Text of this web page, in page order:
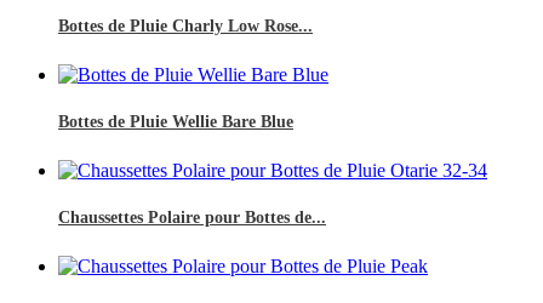
Bottes de Pluie Charly Low Rose...
Bottes de Pluie Wellie Bare Blue
Chaussettes Polaire pour Bottes de...